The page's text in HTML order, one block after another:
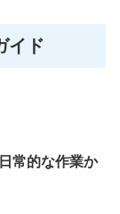
イド
日常的な作業か